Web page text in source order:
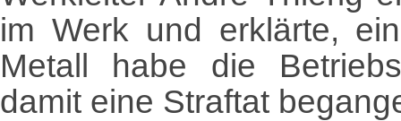
im Werk und erklärte,
Metall habe die
damit eine Straftat